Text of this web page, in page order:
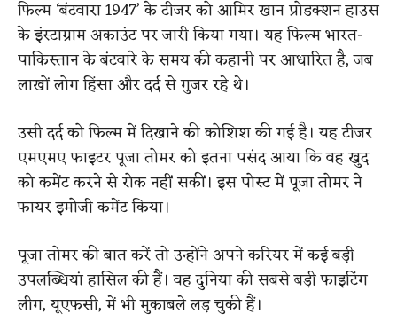
फिल्म ‘बंटवारा 1947’ के टीजर को आमिर खान प्रोडक्शन हाउस
के इंस्टाग्राम अकाउंट पर जारी किया गया। यह फिल्म भारत-
पाकिस्तान के बंटवारे के समय की कहानी पर आधारित है, जब
लाखों लोग हिंसा और दर्द से गुजर रहे थे।
उसी दर्द को फिल्म में दिखाने की कोशिश की गई है। यह टीजर
एमएमए फाइटर पूजा तोमर को इतना पसंद आया कि वह खुद
को कमेंट करने से रोक नहीं सकीं। इस पोस्ट में पूजा तोमर ने
फायर इमोजी कमेंट किया।
पूजा तोमर की बात करें तो उन्होंने अपने करियर में कई बड़ी
उपलब्धियां हासिल की हैं। वह दुनिया की सबसे बड़ी फाइटिंग
लीग, यूएफसी, में भी मुकाबले लड़ चुकी हैं।